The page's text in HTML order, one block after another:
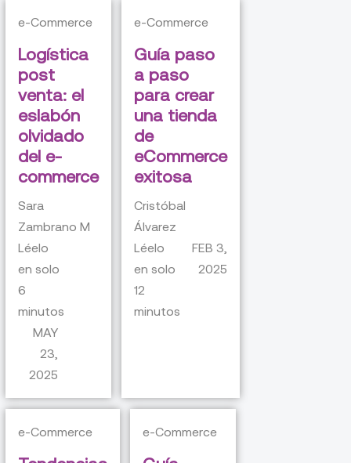
e-Commerce
Logística
post
venta: el
eslabón
olvidado
del e-
commerce
Sara
Zambrano M
Léelo
en solo
6
minutos
MAY
23,
2025
e-Commerce
Guía paso
a paso
para crear
una tienda
de
eCommerce
exitosa
Cristóbal
Álvarez
Léelo
en solo
12
minutos
FEB 3,
2025
e-Commerce e-Commerce